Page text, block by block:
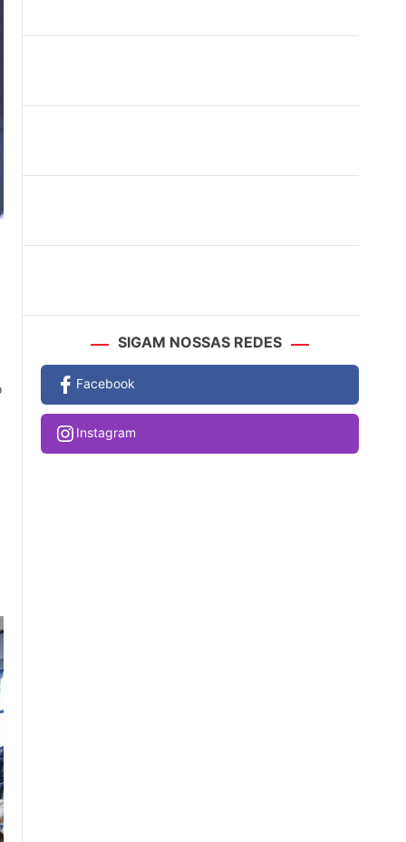
SIGAM NOSSAS REDES
Facebook
Instagram